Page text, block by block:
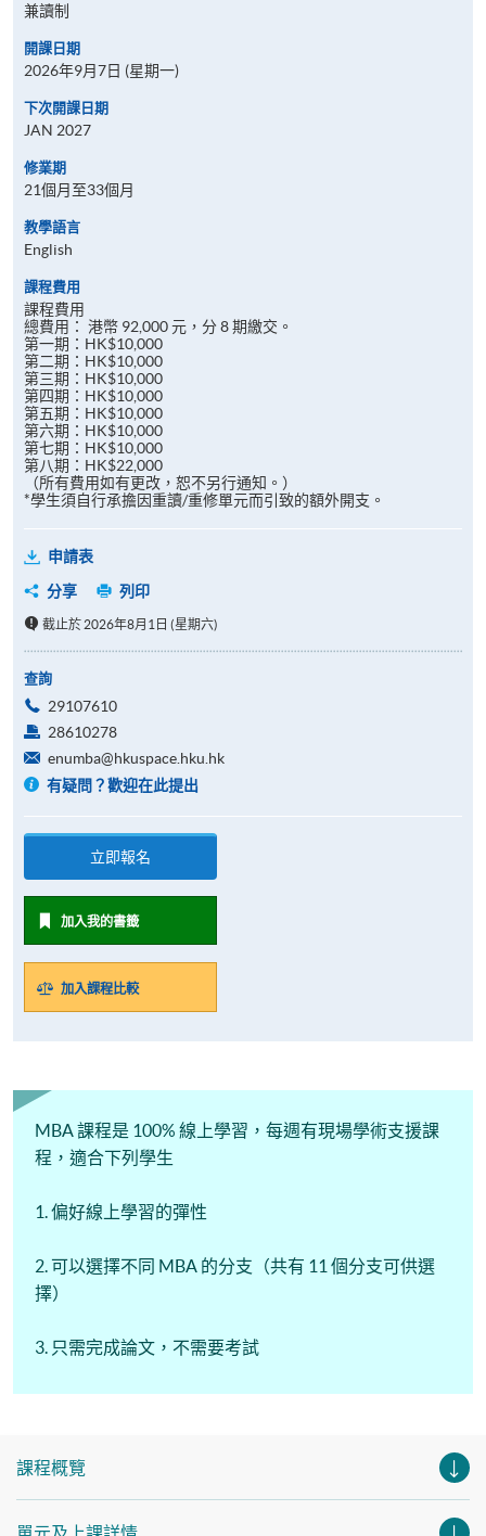
兼讀制
開課日期
2026年9月7日 (星期一)
下次開課日期
JAN 2027
修業期
21個月至33個月
教學語言
English
課程費用
課程費用
總費用： 港幣 92,000 元，分 8 期繳交。
第一期：HK$10,000
第二期：HK$10,000
第三期：HK$10,000
第四期：HK$10,000
第五期：HK$10,000
第六期：HK$10,000
第七期：HK$10,000
第八期：HK$22,000
（所有費用如有更改，恕不另行通知。）
*學生須自行承擔因重讀/重修單元而引致的額外開支。
申請表
分享
列印
截止於 2026年8月1日 (星期六)
查詢
29107610
28610278
enumba@hkuspace.hku.hk
有疑問？歡迎在此提出
立即報名
加入我的書籤
加入課程比較
MBA 課程是 100% 線上學習，每週有現場學術支援課
程，適合下列學生
1. 偏好線上學習的彈性
2. 可以選擇不同 MBA 的分支（共有 11 個分支可供選
擇）
3. 只需完成論文，不需要考試
課程概覽